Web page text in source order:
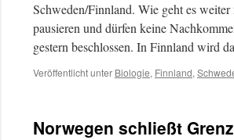
Schweden/Finnland. Wie geht es
pausieren und dürfen keine
gestern beschlossen. In Finnland wird
Veröffentlicht unter Biologie, Finnland,
Norwegen schließt